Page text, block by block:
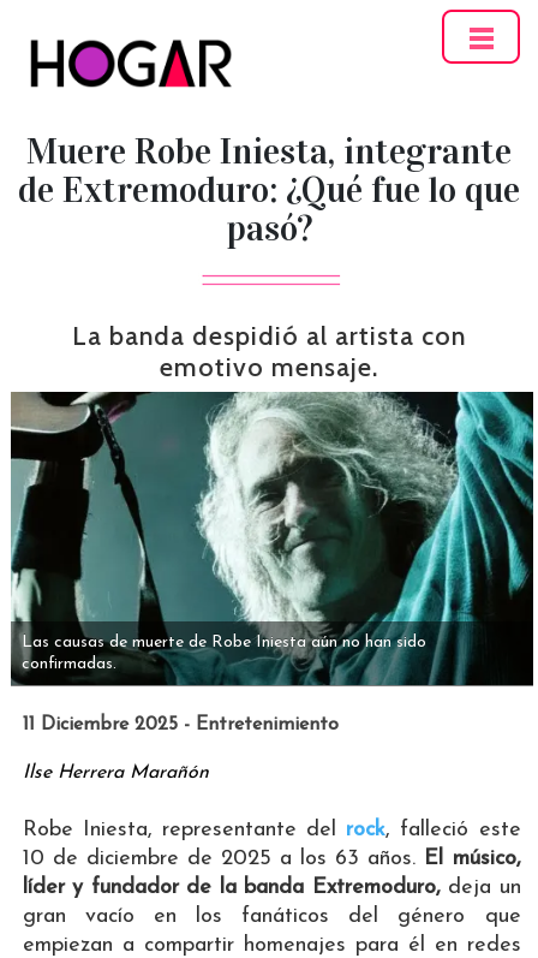
Muere Robe Iniesta, integrante
de Extremoduro: ¿Qué fue lo que
pasó?
La banda despidió al artista con
emotivo mensaje.
Las causas de muerte de Robe Iniesta aún no han sido
confirmadas.
11 Diciembre 2025 - Entretenimiento
Ilse Herrera Marañón
Robe Iniesta, representante del rock, falleció este
10 de diciembre de 2025 a los 63 años. El músico,
líder y fundador de la banda Extremoduro,deja un
gran vacío en los fanáticos del género que
empiezan a compartir homenajes para él en redes